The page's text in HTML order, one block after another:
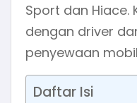
Sport dan Hiace.
dengan driver
penyewaan
Daftar Isi